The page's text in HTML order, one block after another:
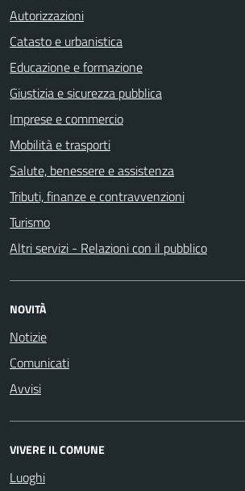
Autorizzazioni
Catasto e urbanistica
Educazione e formazione
Giustizia e sicurezza pubblica
Imprese e commercio
Mobilità e trasporti
Salute, benessere e assistenza
Tributi, finanze e contravvenzioni
Turismo
Altri servizi - Relazioni con il pubblico
NOVITÀ
Notizie
Comunicati
Avvisi
VIVERE IL COMUNE
Luoghi